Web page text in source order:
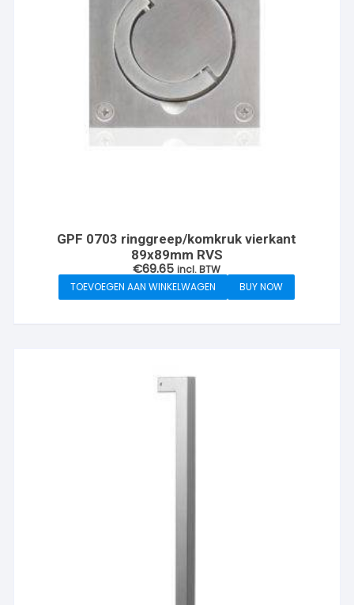
GPF 0703 ringgreep/komkruk vierkant
89x89mm RVS
€69.65 incl. BTW
TOEVOEGEN AAN WINKELWAGEN
BUY NOW